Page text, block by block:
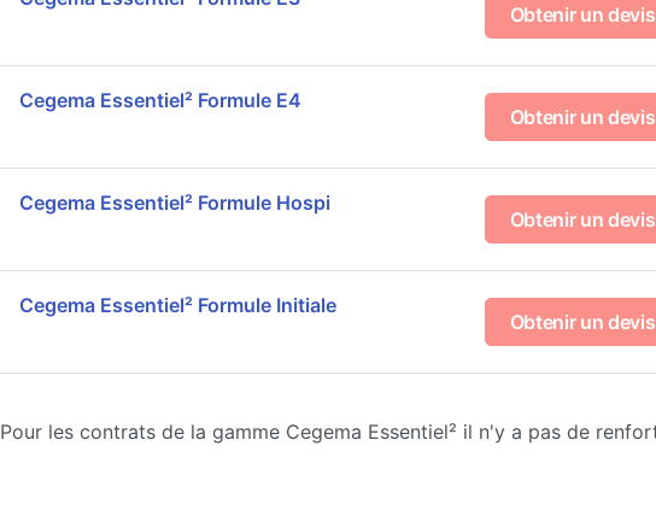
Obtenir un devis
Cegema Essentiel² Formule E4
Obtenir un devis
Cegema Essentiel² Formule Hospi
Obtenir un devis
Cegema Essentiel² Formule Initiale
Obtenir un devis
Pour les contrats de la gamme Cegema Essentiel² il n'y a pas de